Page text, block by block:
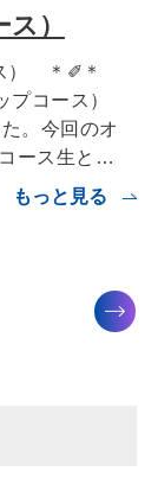
）
ス） ＊✐＊
コース）
。今回のオ
ース生と…
もっと見る